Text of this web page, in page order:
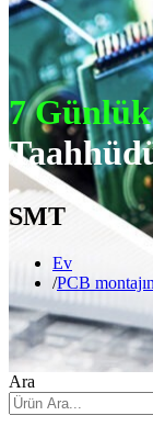
7 Günlük
SMT
Ev
PCB
Ara